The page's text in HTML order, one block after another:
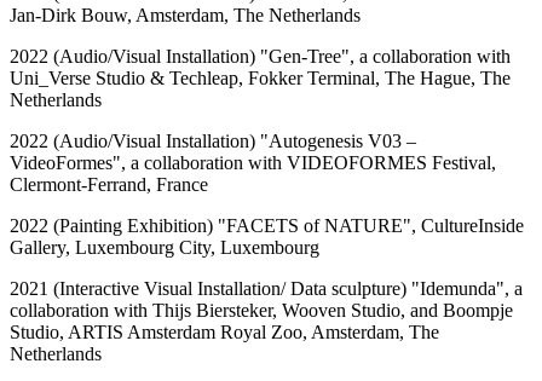
Jan-Dirk Bouw, Amsterdam, The Netherlands
2022 (Audio/Visual Installation) "Gen-Tree", a collaboration with
Uni_Verse Studio & Techleap, Fokker Terminal, The Hague, The
Netherlands
2022 (Audio/Visual Installation) "Autogenesis V03 –
VideoFormes", a collaboration with VIDEOFORMES Festival,
Clermont-Ferrand, France
2022 (Painting Exhibition) "FACETS of NATURE", CultureInside
Gallery, Luxembourg City, Luxembourg
2021 (Interactive Visual Installation/ Data sculpture) "Idemunda", a
collaboration with Thijs Biersteker, Wooven Studio, and Boompje
Studio, ARTIS Amsterdam Royal Zoo, Amsterdam, The
Netherlands